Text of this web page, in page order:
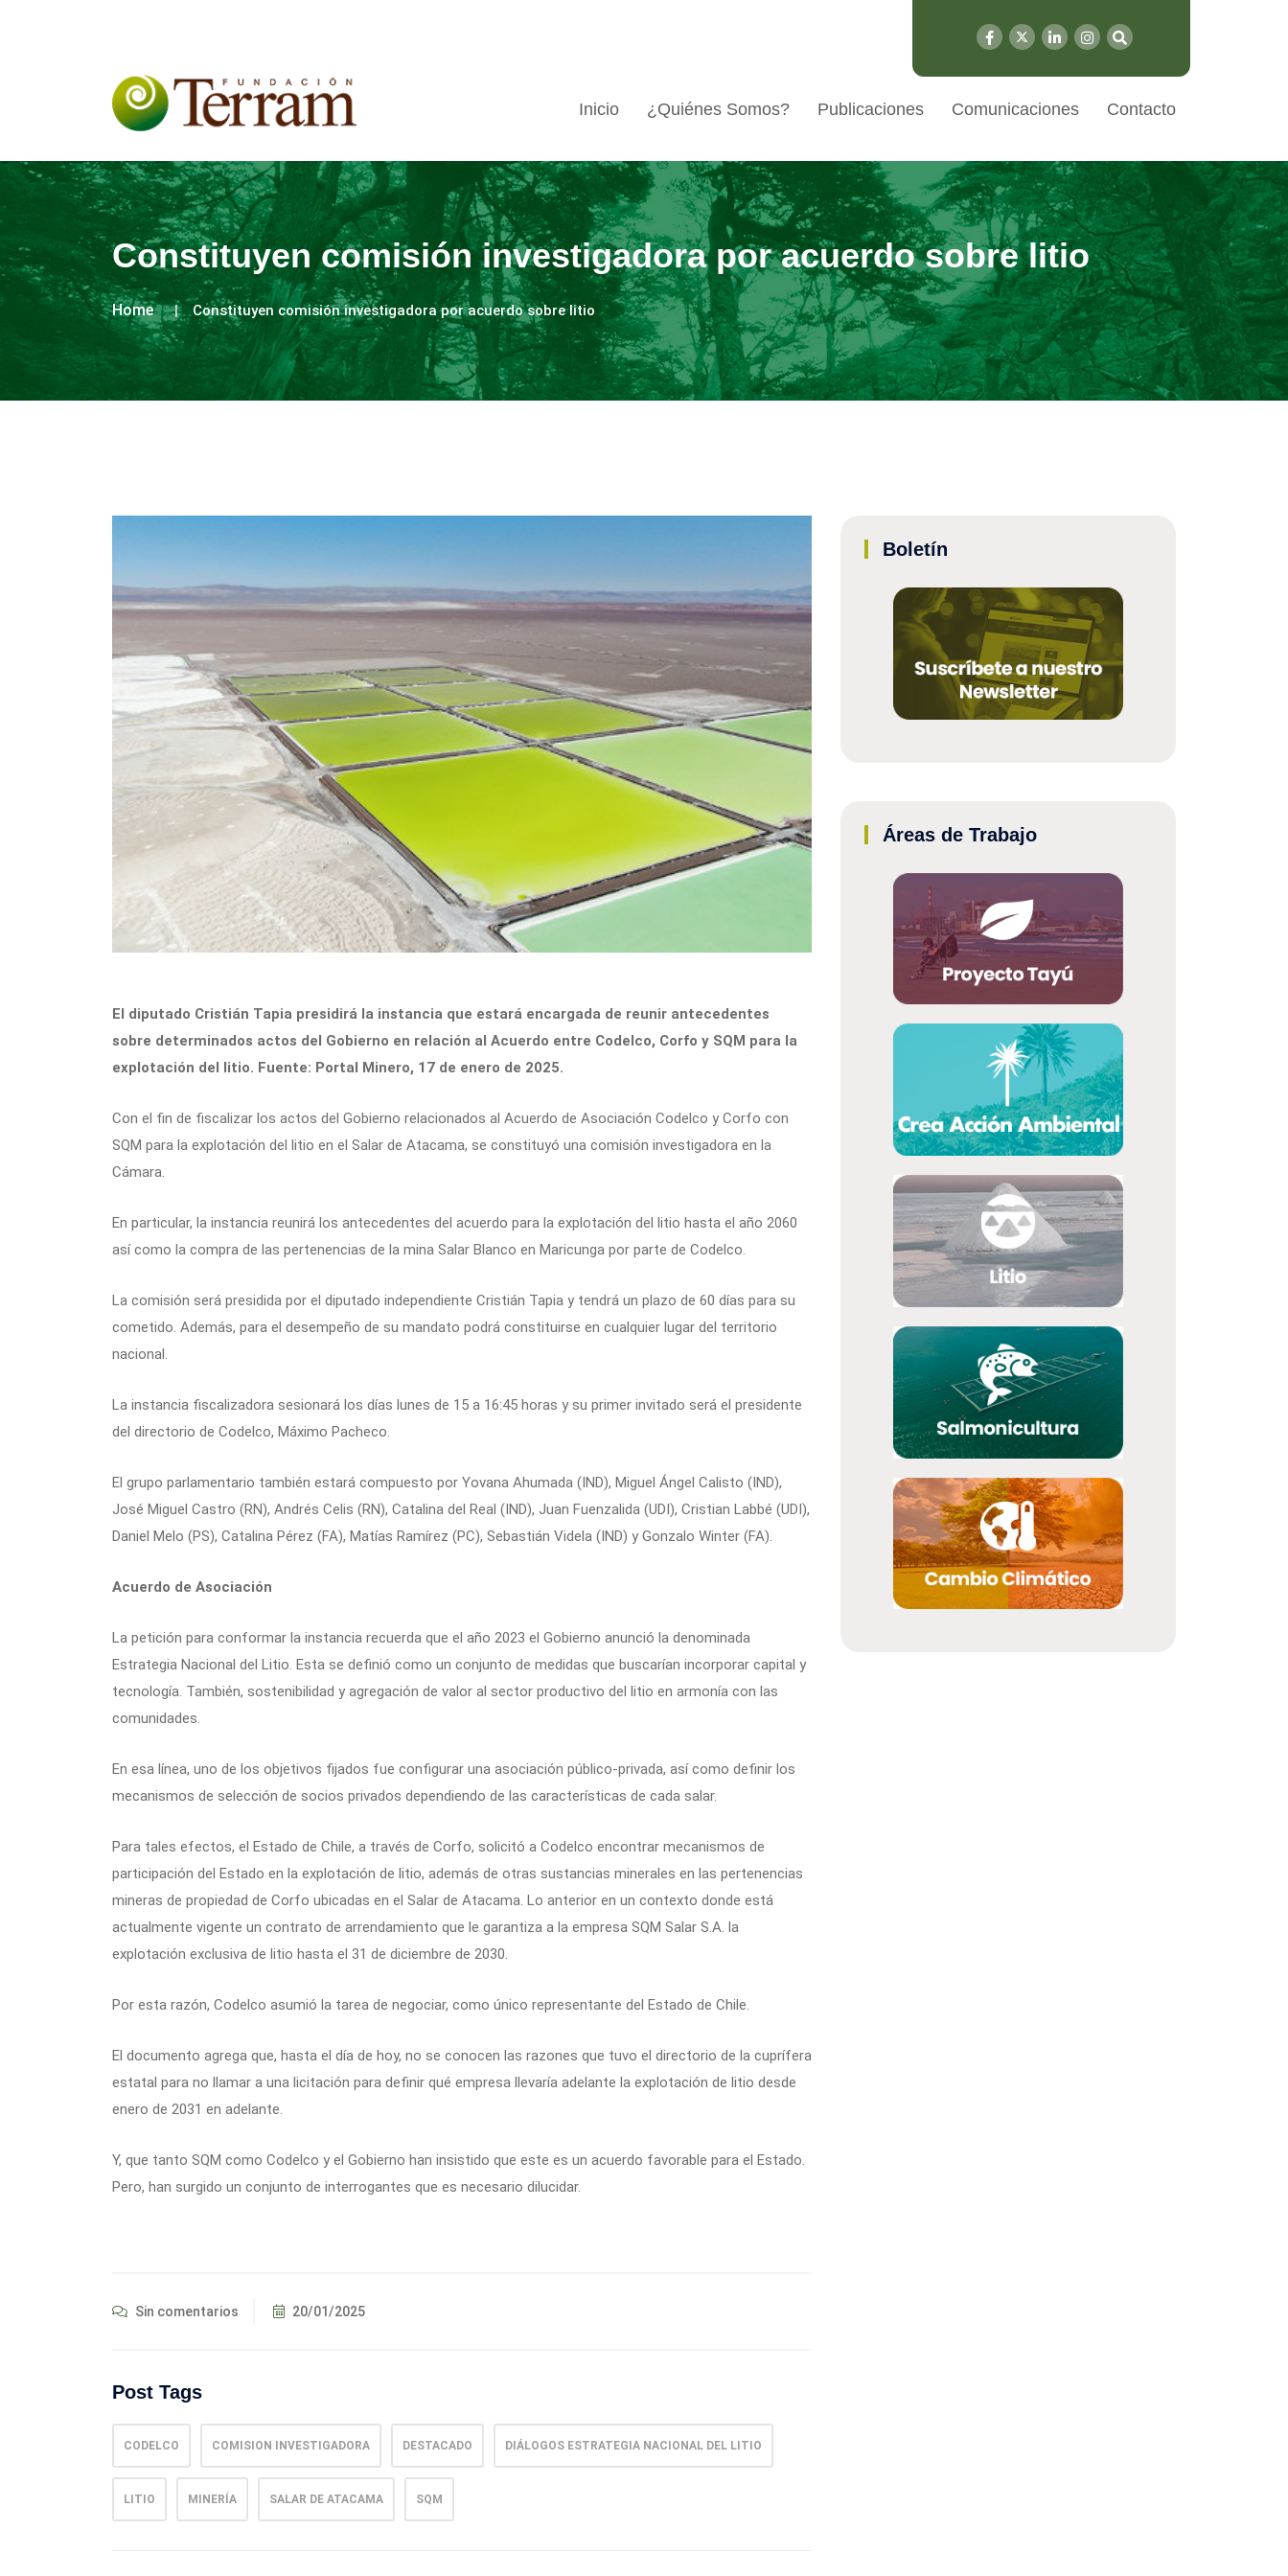
Inicio ¿Quiénes Somos? Publicaciones Comunicaciones Contacto
Constituyen comisión investigadora por acuerdo sobre litio
Home Constituyen comisión investigadora por acuerdo sobre litio
El diputado Cristián Tapia presidirá la instancia que estará encargada de reunir antecedentes
sobre determinados actos del Gobierno en relación al Acuerdo entre Codelco, Corfo y SQM para la
explotación del litio. Fuente: Portal Minero, 17 de enero de 2025.
Con el fin de fiscalizar los actos del Gobierno relacionados al Acuerdo de Asociación Codelco y Corfo con
SQM para la explotación del litio en el Salar de Atacama, se constituyó una comisión investigadora en la
Cámara.
En particular, la instancia reunirá los antecedentes del acuerdo para la explotación del litio hasta el año 2060
así como la compra de las pertenencias de la mina Salar Blanco en Maricunga por parte de Codelco.
La comisión será presidida por el diputado independiente Cristián Tapia y tendrá un plazo de 60 días para su
cometido. Además, para el desempeño de su mandato podrá constituirse en cualquier lugar del territorio
nacional.
La instancia fiscalizadora sesionará los días lunes de 15 a 16:45 horas y su primer invitado será el presidente
del directorio de Codelco, Máximo Pacheco.
El grupo parlamentario también estará compuesto por Yovana Ahumada (IND), Miguel Ángel Calisto (IND),
José Miguel Castro (RN), Andrés Celis (RN), Catalina del Real (IND), Juan Fuenzalida (UDI), Cristian Labbé (UDI),
Daniel Melo (PS), Catalina Pérez (FA), Matías Ramírez (PC), Sebastián Videla (IND) y Gonzalo Winter (FA).
Acuerdo de Asociación
La petición para conformar la instancia recuerda que el año 2023 el Gobierno anunció la denominada
Estrategia Nacional del Litio. Esta se definió como un conjunto de medidas que buscarían incorporar capital y
tecnología. También, sostenibilidad y agregación de valor al sector productivo del litio en armonía con las
comunidades.
En esa línea, uno de los objetivos fijados fue configurar una asociación público-privada, así como definir los
mecanismos de selección de socios privados dependiendo de las características de cada salar.
Para tales efectos, el Estado de Chile, a través de Corfo, solicitó a Codelco encontrar mecanismos de
participación del Estado en la explotación de litio, además de otras sustancias minerales en las pertenencias
mineras de propiedad de Corfo ubicadas en el Salar de Atacama. Lo anterior en un contexto donde está
actualmente vigente un contrato de arrendamiento que le garantiza a la empresa SQM Salar S.A. la
explotación exclusiva de litio hasta el 31 de diciembre de 2030.
Por esta razón, Codelco asumió la tarea de negociar, como único representante del Estado de Chile.
El documento agrega que, hasta el día de hoy, no se conocen las razones que tuvo el directorio de la cuprífera
estatal para no llamar a una licitación para definir qué empresa llevaría adelante la explotación de litio desde
enero de 2031 en adelante.
Y, que tanto SQM como Codelco y el Gobierno han insistido que este es un acuerdo favorable para el Estado.
Pero, han surgido un conjunto de interrogantes que es necesario dilucidar.
Sin comentarios 20/01/2025
Post Tags
CODELCO COMISION INVESTIGADORA DESTACADO DIÁLOGOS ESTRATEGIA NACIONAL DEL LITIO
LITIO MINERÍA SALAR DE ATACAMA SQM
Boletín
Áreas de Trabajo